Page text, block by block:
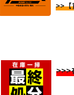
>>【
>>>